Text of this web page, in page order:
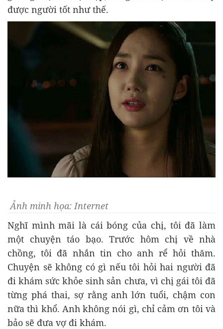
được người tốt như thế.
Ảnh minh họa: Internet
Nghĩ mình mãi là cái bóng của chị, tôi đã làm
một chuyện táo bạo. Trước hôm chị về nhà
chồng, tôi đã nhắn tin cho anh rể hỏi thăm.
Chuyện sẽ không có gì nếu tôi hỏi hai người đã
đi khám sức khỏe sinh sản chưa, vì chị gái tôi đã
từng phá thai, sợ rằng anh lớn tuổi, chậm con
nữa thì khổ. Anh không nói gì, chỉ cảm ơn tôi và
bảo sẽ đưa vợ đi khám.